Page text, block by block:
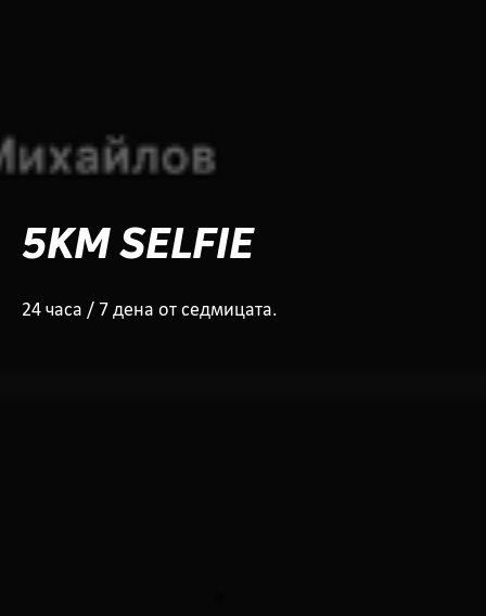
5KM SELFIE
24 часа / 7 дена от седмицата.